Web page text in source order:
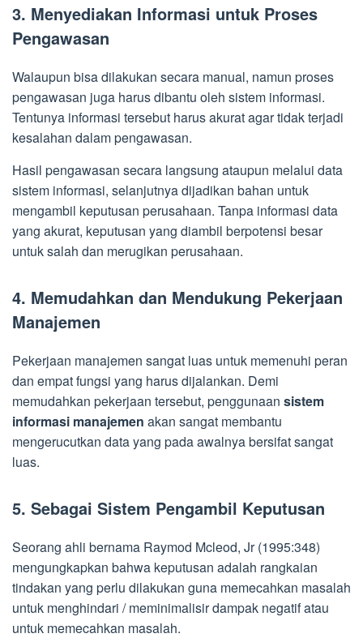
3. Menyediakan Informasi untuk Proses
Pengawasan
Walaupun bisa dilakukan secara manual, namun proses
pengawasan juga harus dibantu oleh sistem informasi.
Tentunya informasi tersebut harus akurat agar tidak terjadi
kesalahan dalam pengawasan.
Hasil pengawasan secara langsung ataupun melalui data
sistem informasi, selanjutnya dijadikan bahan untuk
mengambil keputusan perusahaan. Tanpa informasi data
yang akurat, keputusan yang diambil berpotensi besar
untuk salah dan merugikan perusahaan.
4. Memudahkan dan Mendukung Pekerjaan
Manajemen
Pekerjaan manajemen sangat luas untuk memenuhi peran
dan empat fungsi yang harus dijalankan. Demi
memudahkan pekerjaan tersebut, penggunaan sistem
informasi manajemen akan sangat membantu
mengerucutkan data yang pada awalnya bersifat sangat
luas.
5. Sebagai Sistem Pengambil Keputusan
Seorang ahli bernama Raymod Mcleod, Jr (1995:348)
mengungkapkan bahwa keputusan adalah rangkaian
tindakan yang perlu dilakukan guna memecahkan masalah
untuk menghindari / meminimalisir dampak negatif atau
untuk memecahkan masalah.